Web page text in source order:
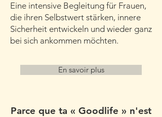
Eine intensive Begleitung für Frauen,
die ihren Selbstwert stärken, innere
Sicherheit entwickeln und wieder ganz
bei sich ankommen möchten.
En savoir plus
Parce que ta « Goodlife » n'est